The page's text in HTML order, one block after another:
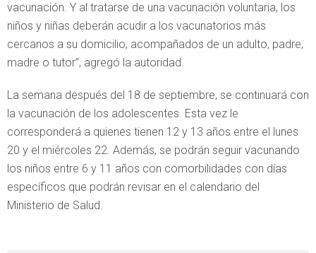
vacunación. Y al tratarse de una vacunación voluntaria, los
niños y niñas deberán acudir a los vacunatorios más
cercanos a su domicilio, acompañados de un adulto, padre,
madre o tutor”, agregó la autoridad.
La semana después del 18 de septiembre, se continuará con
la vacunación de los adolescentes. Esta vez le
corresponderá a quienes tienen 12 y 13 años entre el lunes
20 y el miércoles 22. Además, se podrán seguir vacunando
los niños entre 6 y 11 años con comorbilidades con días
específicos que podrán revisar en el calendario del
Ministerio de Salud.